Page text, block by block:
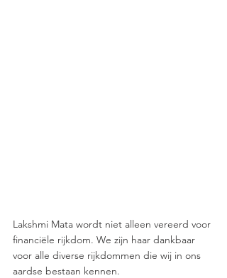
Lakshmi Mata wordt niet alleen vereerd voor
financiële rijkdom. We zijn haar dankbaar
voor alle diverse rijkdommen die wij in ons
aardse bestaan kennen.